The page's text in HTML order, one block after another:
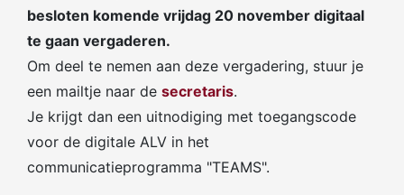
besloten komende vrijdag 20 november digitaal
te gaan vergaderen.
Om deel te nemen aan deze vergadering, stuur je
een mailtje naar de secretaris.
Je krijgt dan een uitnodiging met toegangscode
voor de digitale ALV in het
communicatieprogramma "TEAMS".